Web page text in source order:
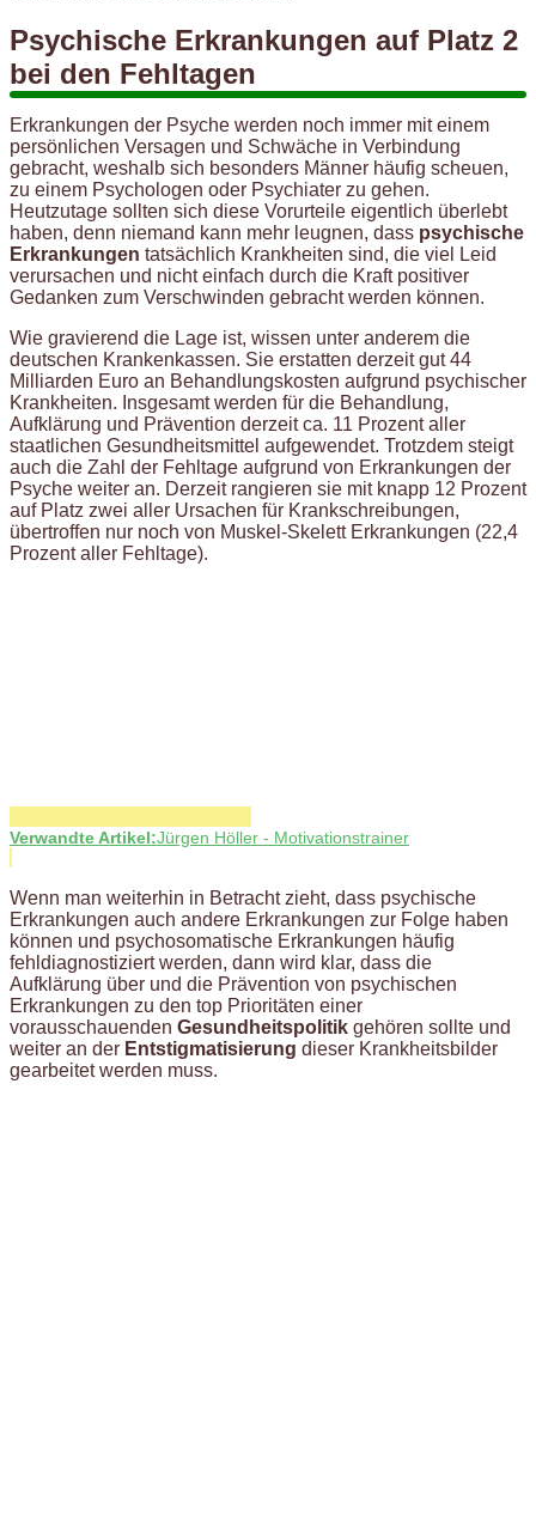
Psychische Erkrankungen auf Platz 2
bei den Fehltagen
Erkrankungen der Psyche werden noch immer mit einem
persönlichen Versagen und Schwäche in Verbindung
gebracht, weshalb sich besonders Männer häufig scheuen,
zu einem Psychologen oder Psychiater zu gehen.
Heutzutage sollten sich diese Vorurteile eigentlich überlebt
haben, denn niemand kann mehr leugnen, dass psychische
Erkrankungen tatsächlich Krankheiten sind, die viel Leid
verursachen und nicht einfach durch die Kraft positiver
Gedanken zum Verschwinden gebracht werden können.
Wie gravierend die Lage ist, wissen unter anderem die
deutschen Krankenkassen. Sie erstatten derzeit gut 44
Milliarden Euro an Behandlungskosten aufgrund psychischer
Krankheiten. Insgesamt werden für die Behandlung,
Aufklärung und Prävention derzeit ca. 11 Prozent aller
staatlichen Gesundheitsmittel aufgewendet. Trotzdem steigt
auch die Zahl der Fehltage aufgrund von Erkrankungen der
Psyche weiter an. Derzeit rangieren sie mit knapp 12 Prozent
auf Platz zwei aller Ursachen für Krankschreibungen,
übertroffen nur noch von Muskel-Skelett Erkrankungen (22,4
Prozent aller Fehltage).
Verwandte Artikel:Jürgen Höller - Motivationstrainer
Wenn man weiterhin in Betracht zieht, dass psychische
Erkrankungen auch andere Erkrankungen zur Folge haben
können und psychosomatische Erkrankungen häufig
fehldiagnostiziert werden, dann wird klar, dass die
Aufklärung über und die Prävention von psychischen
Erkrankungen zu den top Prioritäten einer
vorausschauenden Gesundheitspolitik gehören sollte und
weiter an der Entstigmatisierung dieser Krankheitsbilder
gearbeitet werden muss.